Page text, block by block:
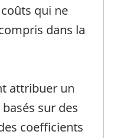
qui ne
dans la
attribuer un
sur des
coefficients